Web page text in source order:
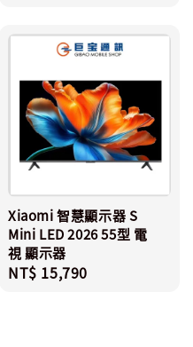
Xiaomi 智慧顯示器 S
Mini LED 2026 55型 電
視 顯示器
Regular
NT$ 15,790